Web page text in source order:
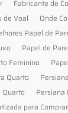
Fabricante de
de Voal
Onde
Papel de
Papel de
Feminino
Quarto
Quarto
Persiana
para Comprar